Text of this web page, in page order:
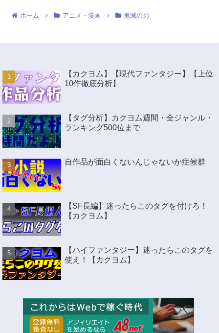
ホーム アニメ・漫画 鬼滅の刃
【カクヨム】【現代ファンタジー】【上位
10作徹底分析】
【タグ分析】カクヨム週間・全ジャンル・
ランキング500位まで
自作品が面白くないんじゃないか症候群
【SF長編】迷ったらこのタグを付けろ！
【カクヨム】
【ハイファンタジー】迷ったらこのタグを
使え！【カクヨム】